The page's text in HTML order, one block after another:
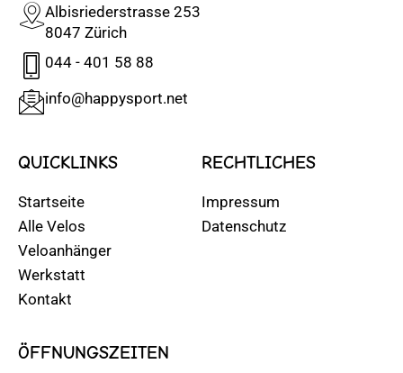
Albisriederstrasse 253
8047 Zürich
044 - 401 58 88
info@happysport.net
QUICKLINKS
Startseite
Alle Velos
Veloanhänger
Werkstatt
Kontakt
RECHTLICHES
Impressum
Datenschutz
ÖFFNUNGSZEITEN